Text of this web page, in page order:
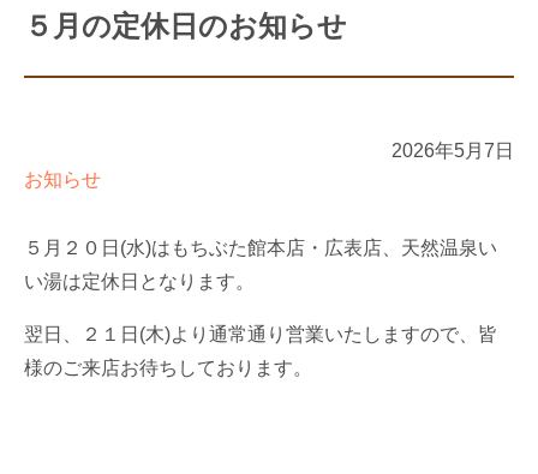
５月の定休日のお知らせ
2026年5月7日
お知らせ
５月２０日(水)はもちぶた館本店・広表店、天然温泉い
い湯は定休日となります。
翌日、２１日(木)より通常通り営業いたしますので、皆
様のご来店お待ちしております。